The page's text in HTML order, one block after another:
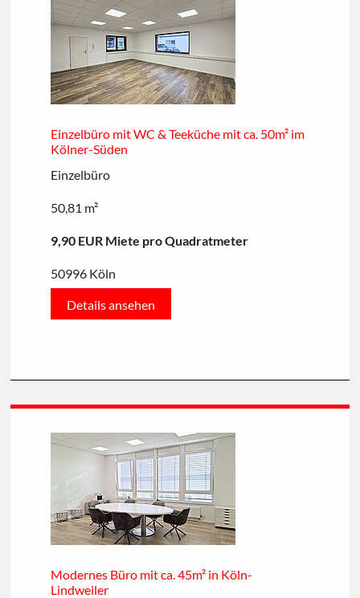
Einzelbüro mit WC & Teeküche mit ca. 50m² im
Kölner-Süden
Einzelbüro
50,81 m²
9,90 EUR Miete pro Quadratmeter
50996 Köln
Details ansehen
Modernes Büro mit ca. 45m² in Köln-
Lindweiler